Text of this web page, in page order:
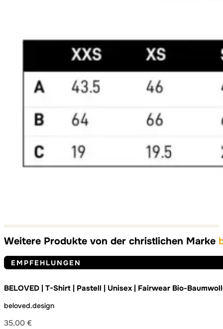
Weitere Produkte von der christlichen Marke
EMPFEHLUNGEN
BELOVED | T-Shirt | Pastell | Unisex | Fairwear Bio-
beloved.design
35,00 €